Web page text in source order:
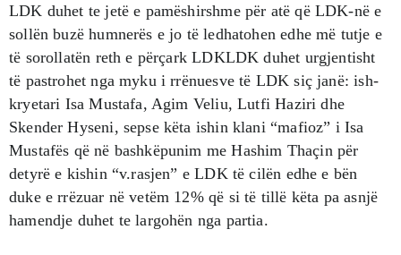
LDK duhet te jetë e pamëshirshme për atë që LDK-në e
sollën buzë humnerës e jo të ledhatohen edhe më tutje e
të sorollatën reth e përçark LDKLDK duhet urgjentisht
të pastrohet nga myku i rrënuesve të LDK siç janë: ish-
kryetari Isa Mustafa, Agim Veliu, Lutfi Haziri dhe
Skender Hyseni, sepse këta ishin klani “mafioz” i Isa
Mustafës që në bashkëpunim me Hashim Thaçin për
detyrë e kishin “v.rasjen” e LDK të cilën edhe e bën
duke e rrëzuar në vetëm 12% që si të tillë këta pa asnjë
hamendje duhet te largohën nga partia.